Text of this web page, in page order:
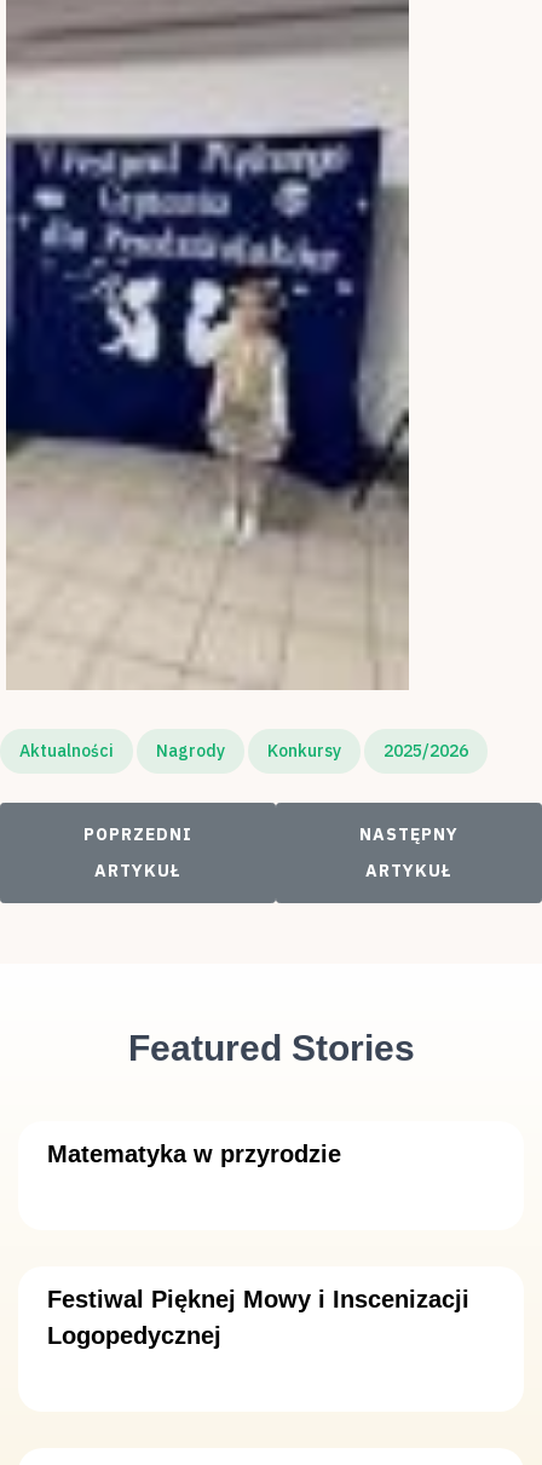
Aktualności Nagrody Konkursy 2025/2026
POPRZEDNI ARTYKUŁ: WYCIECZKA DO SKLEPU
POPRZEDNI
ARTYKUŁ
NASTĘPNY
NASTĘPNY
ARTYKUŁ
Featured Stories
Matematyka w przyrodzie
Festiwal Pięknej Mowy i Inscenizacji
Logopedycznej